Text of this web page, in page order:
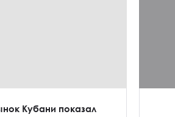
Кубани показал